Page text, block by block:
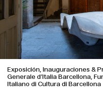
Exposición, Inauguraciones &
Generale d’Italia Barcellona,
Italiano di Cultura di Barcellona